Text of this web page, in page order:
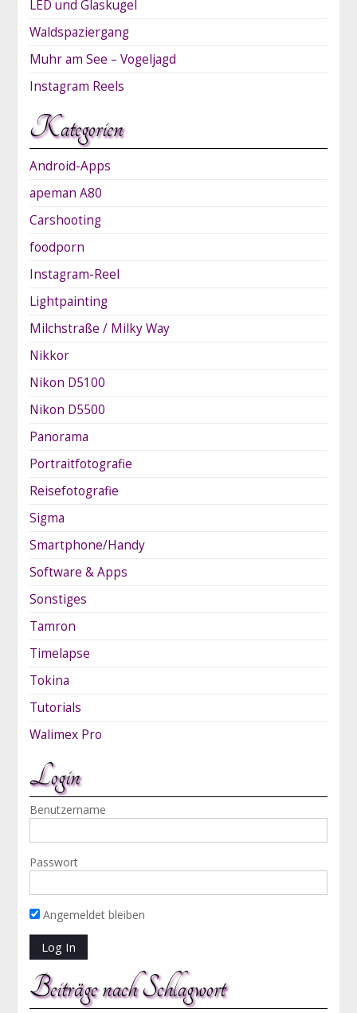
LED und Glaskugel
Waldspaziergang
Muhr am See – Vogeljagd
Instagram Reels
Kategorien
Android-Apps
apeman A80
Carshooting
foodporn
Instagram-Reel
Lightpainting
Milchstraße / Milky Way
Nikkor
Nikon D5100
Nikon D5500
Panorama
Portraitfotografie
Reisefotografie
Sigma
Smartphone/Handy
Software & Apps
Sonstiges
Tamron
Timelapse
Tokina
Tutorials
Walimex Pro
Login
Benutzername
Passwort
Angemeldet bleiben
Beiträge nach Schlagwort